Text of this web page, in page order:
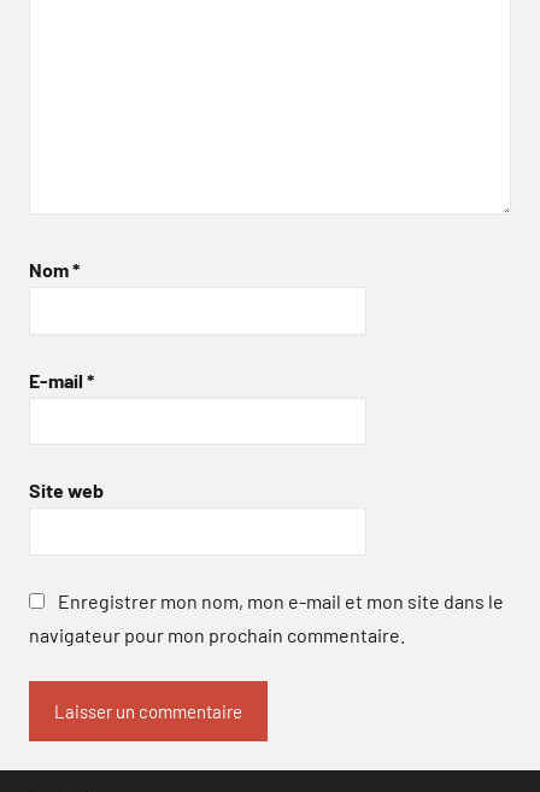
Nom*
E-mail *
Site web
Enregistrer mon nom, mon e-mail et mon site dans le
navigateur pour mon prochain commentaire.